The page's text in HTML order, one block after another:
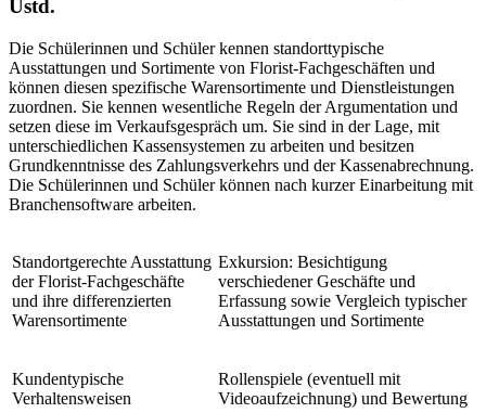
Ustd.
Die Schülerinnen und Schüler kennen standorttypische
Ausstattungen und Sortimente von Florist-Fachgeschäften und
können diesen spezifische Warensortimente und Dienstleistungen
zuordnen. Sie kennen wesentliche Regeln der Argumentation und
setzen diese im Verkaufsgespräch um. Sie sind in der Lage, mit
unterschiedlichen Kassensystemen zu arbeiten und besitzen
Grundkenntnisse des Zahlungsverkehrs und der Kassenabrechnung.
Die Schülerinnen und Schüler können nach kurzer Einarbeitung mit
Branchensoftware arbeiten.
Standortgerechte Ausstattung
der Florist-Fachgeschäfte
und ihre differenzierten
Warensortimente
Exkursion: Besichtigung
verschiedener Geschäfte und
Erfassung sowie Vergleich typischer
Ausstattungen und Sortimente
Kundentypische
Verhaltensweisen
Rollenspiele (eventuell mit
Videoaufzeichnung) und Bewertung